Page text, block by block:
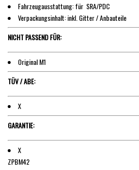
Fahrzeugausstattung: für SRA/PDC
Verpackungsinhalt: inkl. Gitter / Anbauteile
NICHT PASSEND FÜR:
Original M1
TÜV / ABE:
X
GARANTIE:
X
ZPBM42